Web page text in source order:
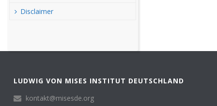
Disclaimer
LUDWIG VON MISES INSTITUT DEUTSCHLAND
kontakt@misesde.org